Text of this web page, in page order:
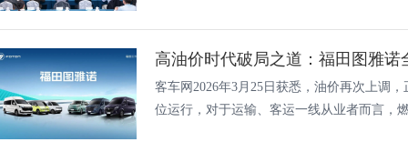
高油价时代破局之道：福田图雅诺
客车网2026年3月25日获悉，油价再次上调
位运行，对于运输、客运一线从业者而言，